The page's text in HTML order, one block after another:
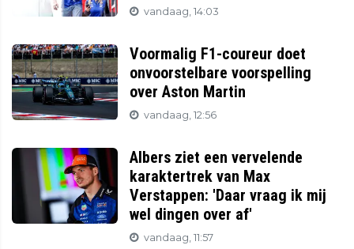
vandaag, 14:03
Voormalig F1-coureur doet
onvoorstelbare voorspelling
over Aston Martin
vandaag, 12:56
Albers ziet een vervelende
karaktertrek van Max
Verstappen: 'Daar vraag ik mij
wel dingen over af'
vandaag, 11:57